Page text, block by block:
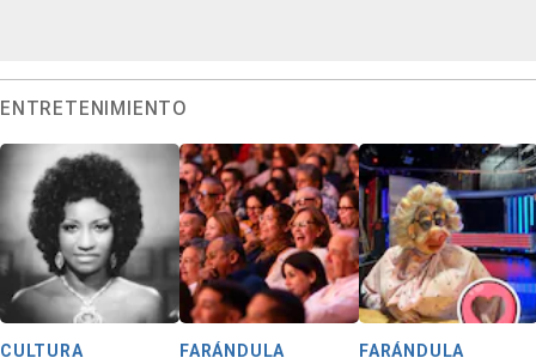
ENTRETENIMIENTO
CULTURA FARÁNDULA FARÁNDULA